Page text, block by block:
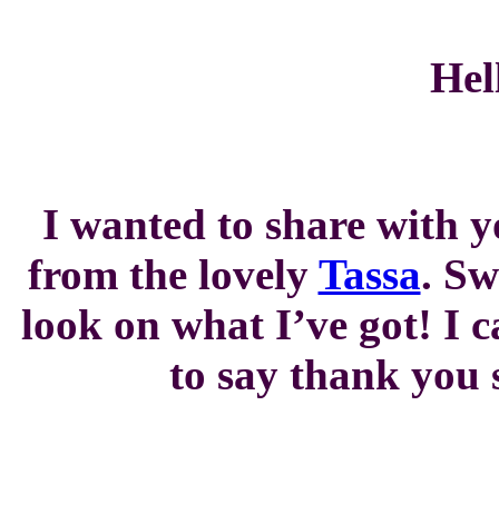
I wanted to share with
from the lovely Tassa.
look on what I’ve got! I
to say thank you